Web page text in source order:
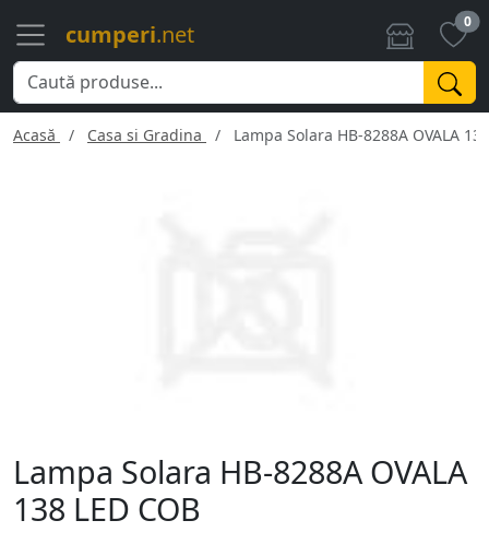
cumperi.net 0
Acasă Casa si Gradina Lampa Solara HB-8288A OVALA
Lampa Solara HB-8288A OVALA
138 LED COB